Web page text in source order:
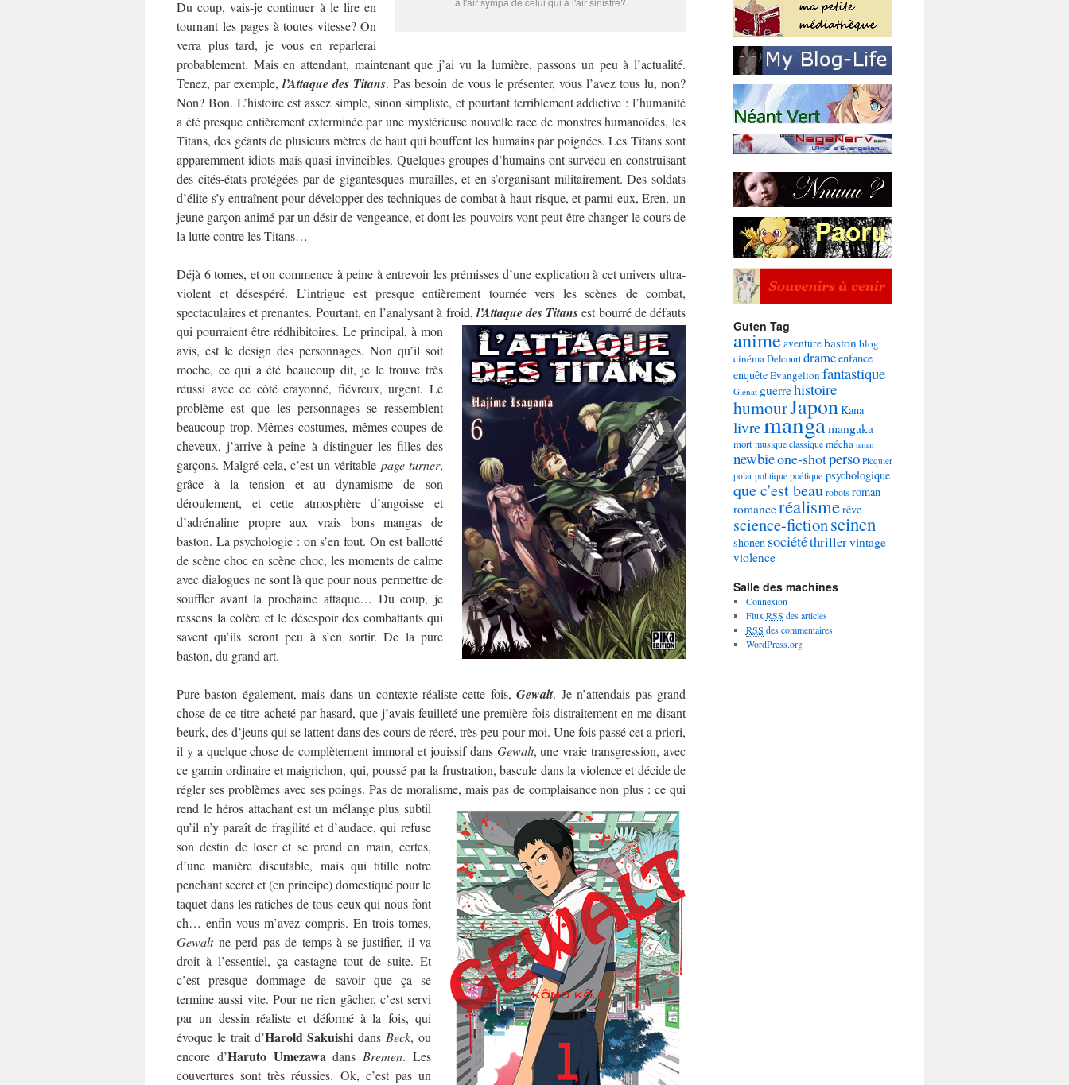
Du coup, vais-je continuer à le lire en
tournant les pages à toutes vitesse? On
verra plus tard, je vous en reparlerai
probablement. Mais en attendant, maintenant que j’ai vu la lumière, passons un peu à l’actualité.
Tenez, par exemple,l’Attaque des Titans. Pas besoin de vous le présenter, vous l’avez tous lu, non?
Non? Bon. L’histoire est assez simple, sinon simpliste, et pourtant terriblement addictive : l’humanité
a été presque entièrement exterminée par une mystérieuse nouvelle race de monstres humanoïdes, les
Titans, des géants de plusieurs mètres de haut qui bouffent les humains par poignées. Les Titans sont
apparemment idiots mais quasi invincibles. Quelques groupes d’humains ont survécu en construisant
des cités-états protégées par de gigantesques murailles, et en s’organisant militairement. Des soldats
d’élite s’y entraînent pour développer des techniques de combat à haut risque, et parmi eux, Eren, un
jeune garçon animé par un désir de vengeance, et dont les pouvoirs vont peut-être changer le cours de
la lutte contre les Titans…
Déjà 6 tomes, et on commence à peine à entrevoir les prémisses d’une explication à cet univers ultra-
violent et désespéré. L’intrigue est presque entièrement tournée vers les scènes de combat,
spectaculaires et prenantes. Pourtant, en l’analysant à froid, l’Attaque des Titansest bourré de défauts
qui pourraient être rédhibitoires. Le principal, à mon
avis, est le design des personnages. Non qu’il soit
moche, ce qui a été beaucoup dit, je le trouve très
réussi avec ce côté crayonné, fiévreux, urgent. Le
problème est que les personnages se ressemblent
beaucoup trop. Mêmes costumes, mêmes coupes de
cheveux, j’arrive à peine à distinguer les filles des
garçons. Malgré cela, c’est un véritable page turner,
grâce à la tension et au dynamisme de son
déroulement, et cette atmosphère d’angoisse et
d’adrénaline propre aux vrais bons mangas de
baston. La psychologie : on s’en fout. On est ballotté
de scène choc en scène choc, les moments de calme
avec dialogues ne sont là que pour nous permettre de
souffler avant la prochaine attaque… Du coup, je
ressens la colère et le désespoir des combattants qui
savent qu’ils seront peu à s’en sortir. De la pure
baston, du grand art.
Pure baston également, mais dans un contexte réaliste cette fois,Gewalt. Je n’attendais pas grand
chose de ce titre acheté par hasard, que j’avais feuilleté une première fois distraitement en me disant
beurk, des d’jeuns qui se lattent dans des cours de récré, très peu pour moi. Une fois passé cet a priori,
il y a quelque chose de complètement immoral et jouissif dans Gewalt, une vraie transgression, avec
ce gamin ordinaire et maigrichon, qui, poussé par la frustration, bascule dans la violence et décide de
régler ses problèmes avec ses poings. Pas de moralisme, mais pas de complaisance non plus :ce qui
rend le héros attachant est un mélange plus subtil
qu’il n’y paraît de fragilité et d’audace, qui refuse
son destin de loser et se prend en main, certes,
d’une manière discutable, mais qui titille notre
penchant secret et (en principe) domestiqué pour le
taquet dans les ratiches de tous ceux qui nous font
ch… enfin vous m’avez compris. En trois tomes,
Gewaltne perd pas de temps à se justifier, il va
droit à l’essentiel, ça castagne tout de suite. Et
c’est presque dommage de savoir que ça se
termine aussi vite. Pour ne rien gâcher, c’est servi
par un dessin réaliste et déformé à la fois, qui
évoque le trait d’Harold Sakuishi dans Beck, ou
encore d’Haruto Umezawa dans Bremen. Les
couvertures sont très réussies. Ok, c’est pas un
Guten Tag
animeaventurebaston blog
cinémaDelcourtdrameenfance
enquêteEvangelion fantastique
Glénat guerrehistoire
humourJapon Kana
livremangamangaka
mortmusique classiquemécha nanar
newbieone-shotperso Picquier
polar politique poétique psychologique
que c'est beaurobotsroman
romanceréalismerêve
science-fictionseinen
shonen sociététhrillervintage
violence
Salle des machines
Connexion
Flux RSS des articles
RSS des commentaires
WordPress.org